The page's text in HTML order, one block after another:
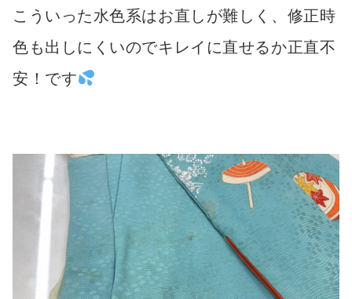
こういった水色系はお直しが難しく、修正時
色も出しにくいのでキレイに直せるか正直不
安！です